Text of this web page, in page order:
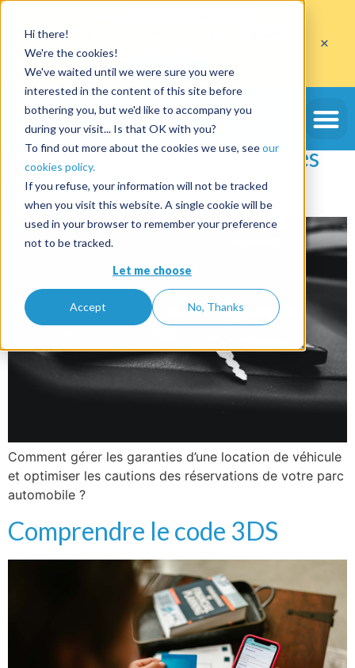
Hi there!
We're the cookies!
We've waited until we were sure you were
interested in the content of this site before
bothering you, but we'd like to accompany you
during your visit... Is that OK with you?
To find out more about the cookies we use, seeour
cookies policy.
If you refuse, your information will not be tracked
when you visit this website. A single cookie will be
used in your browser to remember your preference
not to be tracked.
Let me choose
Accept No, Thanks
sur l'ouverture d'un compte avec le code
jusqu'au 30/09/2026*
J'en profite
×
Étiquette :swikly
Comment gérer les garanties
d’une location de véhicule ?
Comment gérer les garanties d’une location de véhicule
et optimiser les cautions des réservations de votre parc
automobile ?
Comprendre le code 3DS